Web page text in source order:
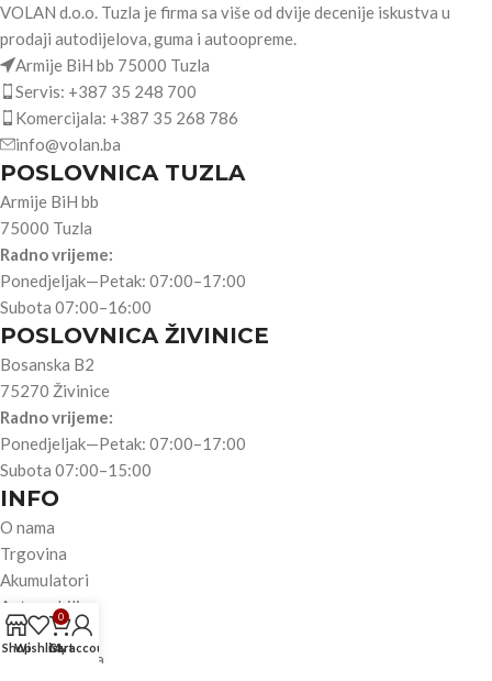
VOLAN d.o.o. Tuzla je firma sa više od dvije decenije iskustva u
prodaji autodijelova, guma i autoopreme.
Armije BiH bb 75000 Tuzla
Servis: +387 35 248 700
Komercijala: +387 35 268 786
info@volan.ba
POSLOVNICA TUZLA
Armije BiH bb
75000 Tuzla
Radno vrijeme:
Ponedjeljak—Petak: 07:00–17:00
Subota 07:00–16:00
POSLOVNICA ŽIVINICE
Bosanska B2
75270 Živinice
Radno vrijeme:
Ponedjeljak—Petak: 07:00–17:00
Subota 07:00–15:00
INFO
O nama
Trgovina
Akumulatori
Automobili
Motori
Teretna vozila
ShopWishlist
0
Cart
My account